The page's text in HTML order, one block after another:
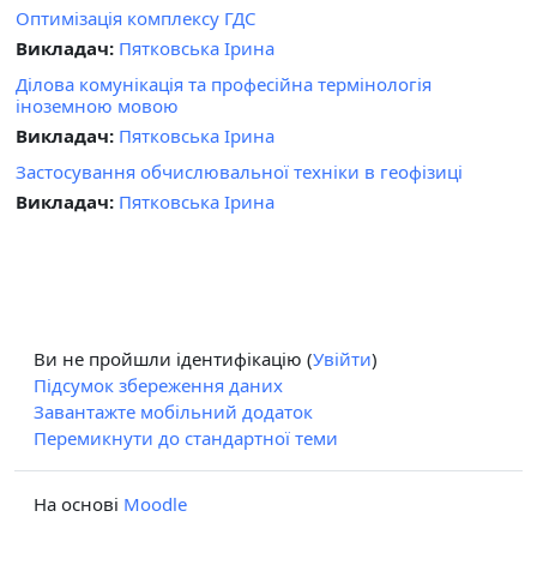
Оптимізація комплексу ГДС
Викладач: Пятковська Ірина
Ділова комунікація та професійна термінологія
іноземною мовою
Викладач: Пятковська Ірина
Застосування обчислювальної техніки в геофізиці
Викладач: Пятковська Ірина
Ви не пройшли ідентифікацію (Увійти)
Підсумок збереження даних
Завантажте мобільний додаток
Перемикнути до стандартної теми
На основі Moodle